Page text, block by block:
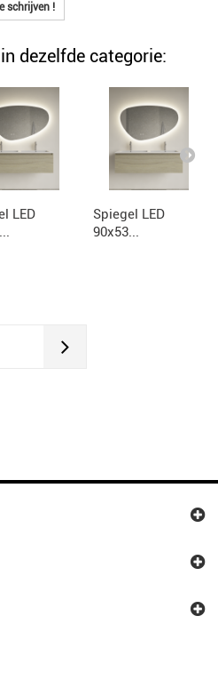
schrijven !
dezelfde categorie:
LED
Spiegel LED
90x53...